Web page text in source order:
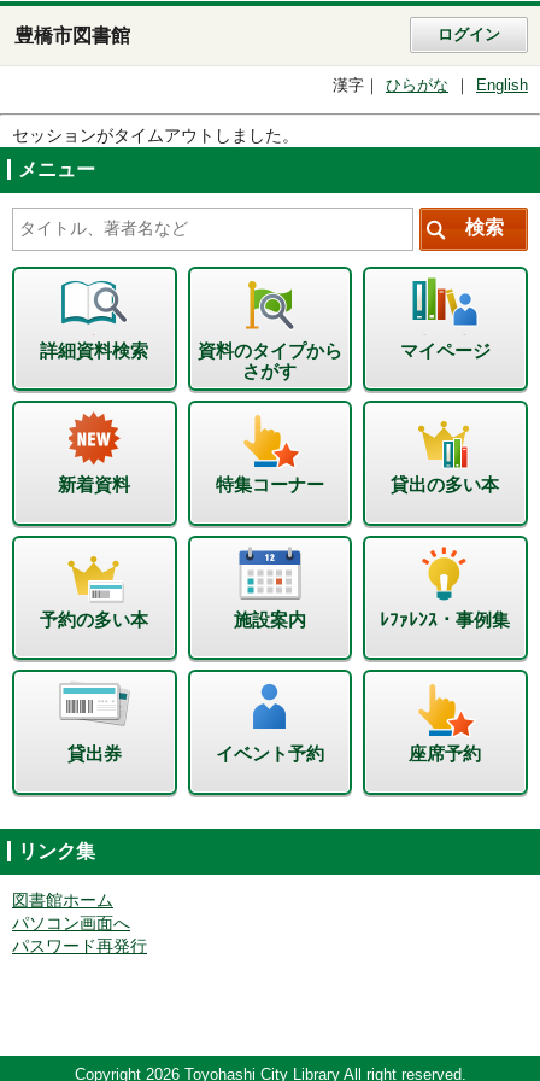
豊橋市図書館 ログイン
漢字 ひらがな English
セッションがタイムアウトしました。
メニュー
詳細資料検索
資料のタイプから
さがす
マイページ
新着資料 特集コーナー 貸出の多い本
予約の多い本 施設案内 ﾚﾌｧﾚﾝｽ・事例集
貸出券 イベント予約 座席予約
リンク集
図書館ホーム
パソコン画面へ
パスワード再発行
Copyright 2026 Toyohashi City Library All right reserved.